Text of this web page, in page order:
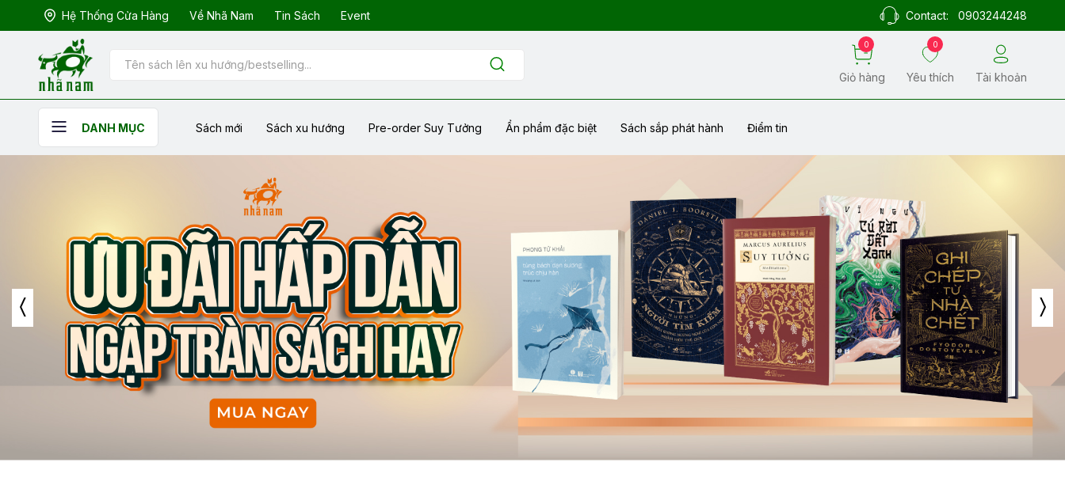
Hệ Thống Cửa Hàng Về Nhã Nam Tin Sách Event Contact: 0903244248
0
Giỏ hàng
0
Yêu thích Tài khoản
DANH MỤC Sách mới Sách xu hướng Pre-order Suy Tưởng Ẩn phẩm đặc biệt Sách sắp phát hành Điểm tin